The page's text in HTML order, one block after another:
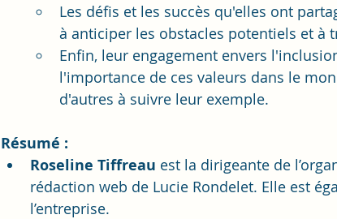
Les défis et les succès qu'elles ont
à anticiper les obstacles potentiels et à
Enfin, leur engagement envers
l'importance de ces valeurs dans le
d'autres à suivre leur exemple.
Résumé :
Roseline Tiffreau est la dirigeante de
rédaction web de Lucie Rondelet. Elle est
l’entreprise.